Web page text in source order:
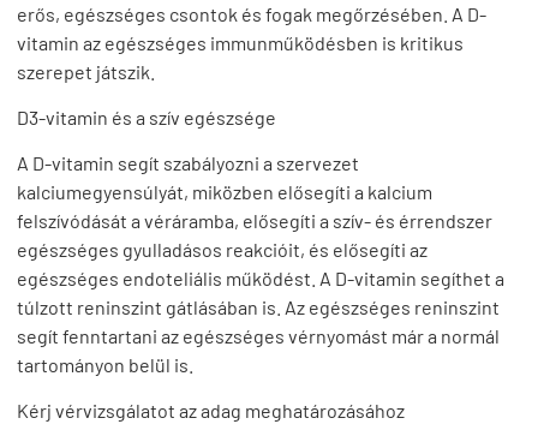
erős, egészséges csontok és fogak megőrzésében. A D-
vitamin az egészséges immunműködésben is kritikus
szerepet játszik.
D3-vitamin és a szív egészsége
A D-vitamin segít szabályozni a szervezet
kalciumegyensúlyát, miközben elősegíti a kalcium
felszívódását a véráramba, elősegíti a szív- és érrendszer
egészséges gyulladásos reakcióit, és elősegíti az
egészséges endoteliális működést. A D-vitamin segíthet a
túlzott reninszint gátlásában is. Az egészséges reninszint
segít fenntartani az egészséges vérnyomást már a normál
tartományon belül is.
Kérj vérvizsgálatot az adag meghatározásához